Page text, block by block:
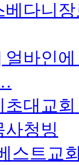
베다니
얼바인
초대교
사청빙
스트교